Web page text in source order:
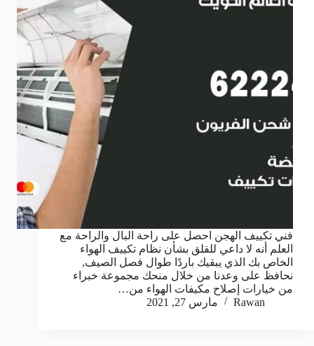
فني تكييف الهجن احصل على راحة البال والراحة مع
العلم أنه لا داعي للقلق بشأن نظام تكييف الهواء
الخاص بك الذي يبقيك باردًا طوال فصل الصيف,
نحافظ على وعدنا من خلال منحك مجموعة خبراء
من خيارات إصلاح مكيفات الهواء من…
Rawan
مارس 27, 2021